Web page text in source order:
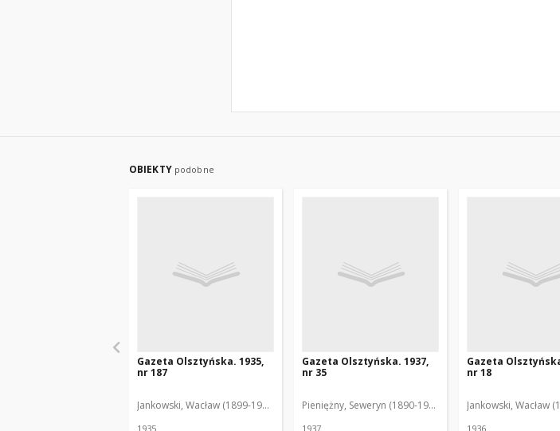
OBIEKTY podobne
Gazeta Olsztyńska. 1935,
nr 187
Jankowski, Wacław (1899-1975). Red.
1935
Gazeta Olsztyńska. 1937,
nr 35
Pieniężny, Seweryn (1890-1940). Red.
1937
Gazeta
nr 18
Jankowski, Wacław
1936